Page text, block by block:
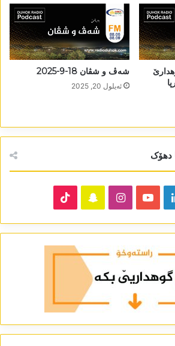
شەڤ و شڤان 18-9-2025
ئه‌یلول 20, 2025
دھۆک
LinkedIn
YouTube
Instagram
Snapchat